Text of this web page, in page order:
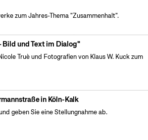
zum Jahres-Thema "Zusammenhalt".
Bild und Text im Dialog"
Truè und Fotografien von Klaus W. Kuck zum
in Köln-Kalk
geben Sie eine Stellungnahme ab.